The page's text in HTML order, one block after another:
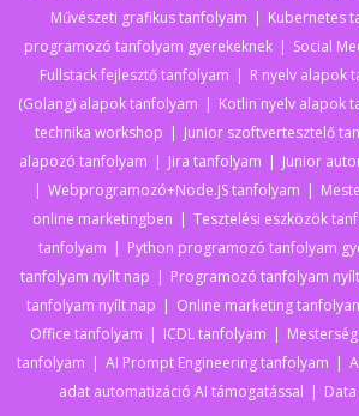
Művészeti grafikus tanfolyam
Kubernetes
programozó tanfolyam gyerekeknek
Social
Fullstack fejlesztő tanfolyam
R nyelv alapok
(Golang) alapok tanfolyam
Kotlin nyelv alapok
technika workshop
Junior szoftvertesztelő
alapozó tanfolyam
Jira tanfolyam
Junior
Webprogramozó+Node.JS tanfolyam
online marketingben
Tesztelési eszközök
tanfolyam
Python programozó tanfolyam
tanfolyam nyílt nap
Programozó tanfolyam
tanfolyam nyílt nap
Online marketing
Office tanfolyam
ICDL tanfolyam
tanfolyam
AI Prompt Engineering tanfolyam
adat automatizáció AI támogatással